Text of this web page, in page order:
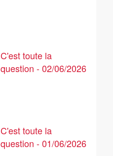
C'est toute la
question - 02/06/2026
C'est toute la
question - 01/06/2026